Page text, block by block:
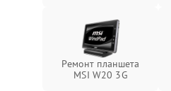
Ремонт планшета
MSI W20 3G